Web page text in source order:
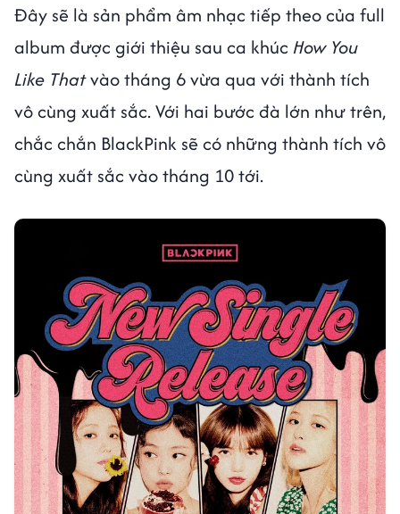
Đây sẽ là sản phẩm âm nhạc tiếp theo của full
album được giới thiệu sau ca khúc How You
Like Thatvào tháng 6 vừa qua với thành tích
vô cùng xuất sắc. Với hai bước đà lớn như trên,
chắc chắn BlackPink sẽ có những thành tích vô
cùng xuất sắc vào tháng 10 tới.